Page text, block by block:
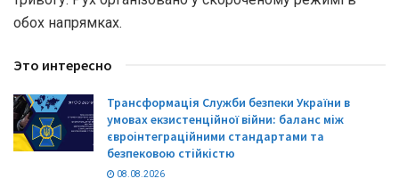
обох напрямках.
Это интересно
Трансформація Служби безпеки України в
умовах екзистенційної війни: баланс між
євроінтеграційними стандартами та
безпековою стійкістю
08.08.2026